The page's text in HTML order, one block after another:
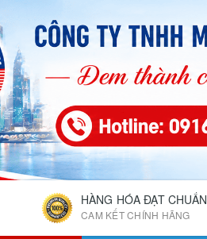
HÀNG HÓA ĐẠT CHUẨN
CAM KẾT CHÍNH HÃNG